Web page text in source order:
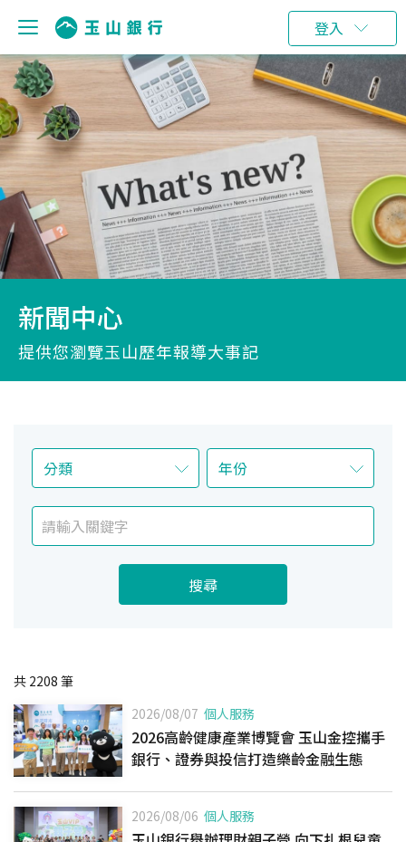
登入
新聞中心
提供您瀏覽玉山歷年報導大事記
搜尋
共 2208 筆
2026/08/07 個人服務
2026高齡健康產業博覽會 玉山金控攜手
銀行、證券與投信打造樂齡金融生態
2026/08/06 個人服務